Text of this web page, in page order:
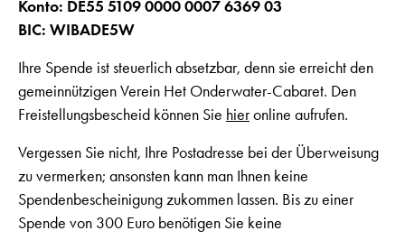
Konto: DE55 5109 0000 0007 6369 03
BIC: WIBADE5W
Ihre Spende ist steuerlich absetzbar, denn sie erreicht den
gemeinnützigen Verein Het Onderwater-Cabaret. Den
Freistellungsbescheid können Sie hieronline aufrufen.
Vergessen Sie nicht, Ihre Postadresse bei der Überweisung
zu vermerken; ansonsten kann man Ihnen keine
Spendenbescheinigung zukommen lassen. Bis zu einer
Spende von 300 Euro benötigen Sie keine